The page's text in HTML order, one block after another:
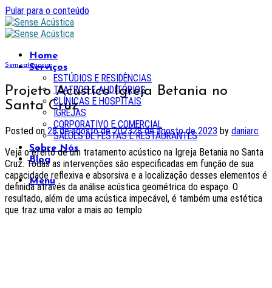
Pular para o conteúdo
Home
Serviços
ESTÚDIOS E RESIDÊNCIAS
TEATROS E AUDITÓRIOS
CLÍNICAS E HOSPITAIS
IGREJAS
CORPORATIVO E COMERCIAL
SALÕES DE FESTAS E RESTAURANTES
Sobre Nós
Blog
Menu
Sem categoria
Projeto Acústico Igreja Betania no
Santa Cruz
Posted on28 de agosto de 202328 de agosto de 2023 by daniarc
Veja o efeito de um tratamento acústico na Igreja Betania no Santa
Cruz. Todas as intervenções são especificadas em função de sua
capacidade reflexiva e absorsiva e a localização desses elementos é
definida através da análise acústica geométrica do espaço. O
resultado, além de uma acústica impecável, é também uma estética
que traz uma valor a mais ao templo